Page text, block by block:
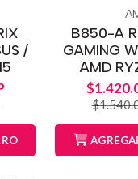
/
B850-A
GAMING
AMD